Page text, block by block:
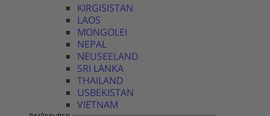
KIRGISISTAN
LAOS
MONGOLEI
NEPAL
NEUSEELAND
SRI LANKA
THAILAND
USBEKISTAN
VIETNAM